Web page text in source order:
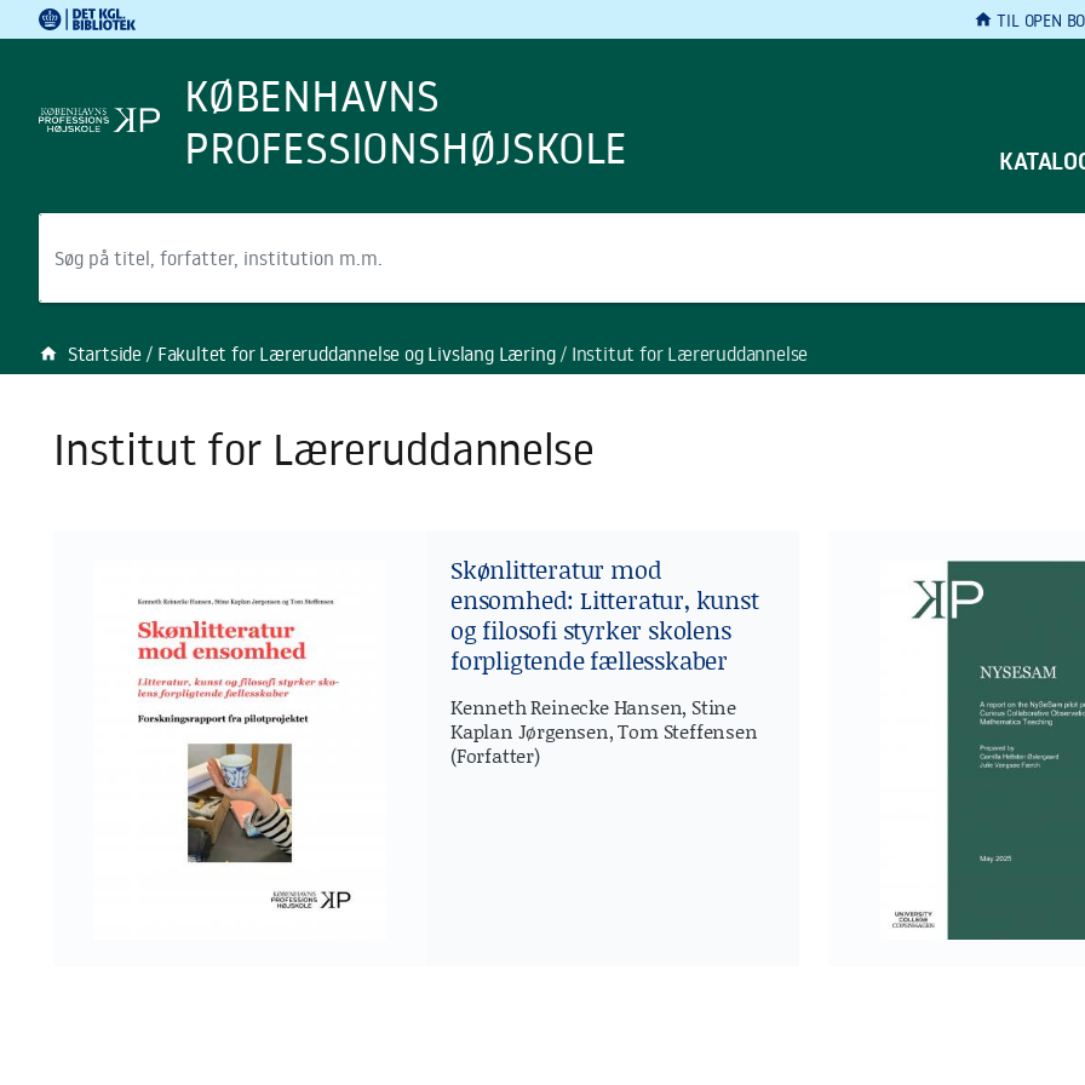
Det Kgl. Bibliotek home TIL OPEN
KØBENHAVNS
PROFESSIONSHØJSKOLE
Søg
home Startside Fakultet for Læreruddannelse og Livslang Læring Institut for Læreruddannelse
Institut for Læreruddannelse
Skønlitteratur mod
ensomhed: Litteratur, kunst
og filosofi styrker skolens
forpligtende fællesskaber
Kenneth Reinecke Hansen, Stine
Kaplan Jørgensen, Tom Steffensen
(Forfatter)